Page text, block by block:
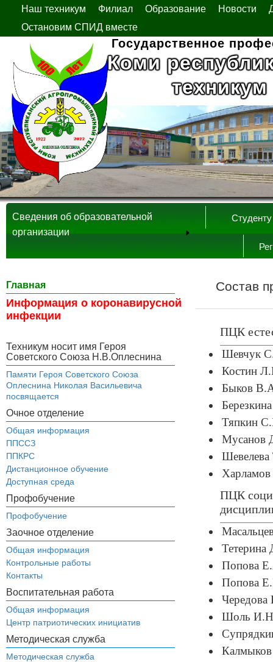
Наш техникум Филиал Образование Новости
Остановим СПИД вместе
Государственное
Коми
Студенту
Сведения об образовательной
организации
Главная
Информация о коронавирусной
инфекции
Техникум носит имя Героя
Советского Союза Н.В.Оплеснина
Памяти Героя Советского Союза
Оплеснина Николая Васильевича
посвящается
Очное отделение
Общая информация
ППССЗ
ППКРС
Дистанционное обучение
Доступная среда
Профобучение
Профобучение
Заочное отделение
Общая информация
Контрольные работы
Контакты
Воспитательная работа
Общая информация
Центр патриотических инициатив
Методическая служба
Методическая служба
Состав
ПЦК
Шевчук
Костин
Быков
Тяпкин
Мусанов
Шевелева
Харламов
ПЦК
Тетерина
Попова
Попова
Чередова
Шоль И.Н.
Калмыков